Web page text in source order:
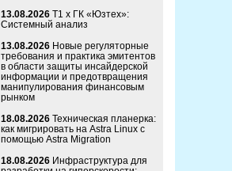
13.08.2026 Т1 x ГК «Юзтех»:
Системный анализ
13.08.2026 Новые регуляторные
требования и практика эмитентов
в области защиты инсайдерской
информации и предотвращения
манипулирования финансовым
рынком
18.08.2026 Техническая планерка:
как мигрировать на Astra Linux с
помощью Astra Migration
18.08.2026 Инфраструктура для